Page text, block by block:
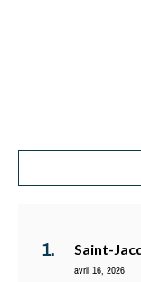
Saint-
avril 16, 2026